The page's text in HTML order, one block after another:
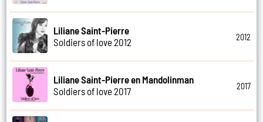
Liliane Saint-Pierre
Soldiers of love 2012
2012
Liliane Saint-Pierre en Mandolinman
Soldiers of love 2017
2017